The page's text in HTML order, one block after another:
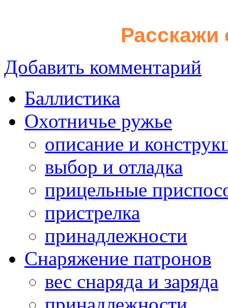
Расскажи
Добавить комментарий
Баллистика
Охотничье ружье
описание и
выбор и отладка
прицельные
пристрелка
принадлежности
Снаряжение патронов
вес снаряда и заряда